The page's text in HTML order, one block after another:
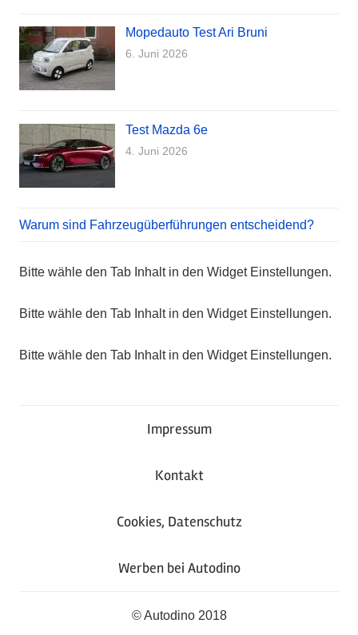
Mopedauto Test Ari Bruni
6. Juni 2026
Test Mazda 6e
4. Juni 2026
Warum sind Fahrzeugüberführungen entscheidend?
Bitte wähle den Tab Inhalt in den Widget Einstellungen.
Bitte wähle den Tab Inhalt in den Widget Einstellungen.
Bitte wähle den Tab Inhalt in den Widget Einstellungen.
Impressum
Kontakt
Cookies, Datenschutz
Werben bei Autodino
© Autodino 2018